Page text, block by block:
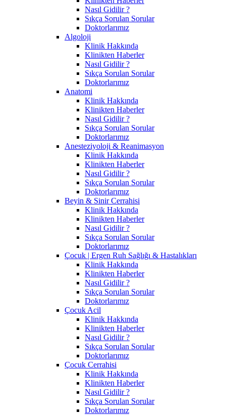
Nasıl Gidilir ?
Sıkça Sorulan Sorular
Doktorlarımız
Algoloji
Klinik Hakkında
Klinikten Haberler
Nasıl Gidilir ?
Sıkça Sorulan Sorular
Doktorlarımız
Anatomi
Klinik Hakkında
Klinikten Haberler
Nasıl Gidilir ?
Sıkça Sorulan Sorular
Doktorlarımız
Anesteziyoloji & Reanimasyon
Klinik Hakkında
Klinikten Haberler
Nasıl Gidilir ?
Sıkça Sorulan Sorular
Doktorlarımız
Beyin & Sinir Cerrahisi
Klinik Hakkında
Klinikten Haberler
Nasıl Gidilir ?
Sıkça Sorulan Sorular
Doktorlarımız
Çocuk | Ergen Ruh Sağlığı & Hastalıkları
Klinik Hakkında
Klinikten Haberler
Nasıl Gidilir ?
Sıkça Sorulan Sorular
Doktorlarımız
Çocuk Acil
Klinik Hakkında
Klinikten Haberler
Nasıl Gidilir ?
Sıkça Sorulan Sorular
Doktorlarımız
Çocuk Cerrahisi
Klinik Hakkında
Klinikten Haberler
Nasıl Gidilir ?
Sıkça Sorulan Sorular
Doktorlarımız